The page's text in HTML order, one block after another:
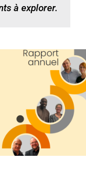
à explorer.